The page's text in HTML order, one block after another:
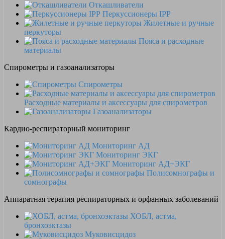
Откашливатели
Перкуссионеры IPP
Жилетные и ручные
перкуторы
Пояса и расходные
материалы
Спирометры и газоанализаторы
Спирометры
Расходные материалы и аксессуары для спирометров
Газоанализаторы
Кардио-респираторный мониторинг
Мониторинг АД
Мониторинг ЭКГ
Мониторинг АД+ЭКГ
Полисомнографы и
сомнографы
Аппаратная терапия респираторных и орфанных заболеваний
ХОБЛ, астма,
бронхоэктазы
Муковисцидоз